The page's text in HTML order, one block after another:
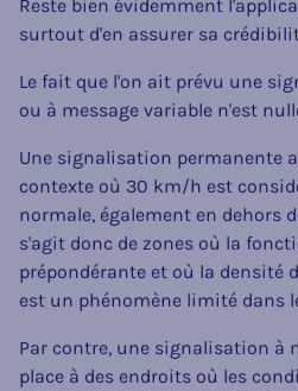
Reste bien évidemment
surtout d'en assurer sa
Le fait que l'on ait prévu une
ou à message variable n'est
Une signalisation permanente
contexte où 30 km/h est
normale, également en dehors
s'agit donc de zones où la
prépondérante et où la densité
est un phénomène limité dans
Par contre, une signalisation à
place à des endroits où les